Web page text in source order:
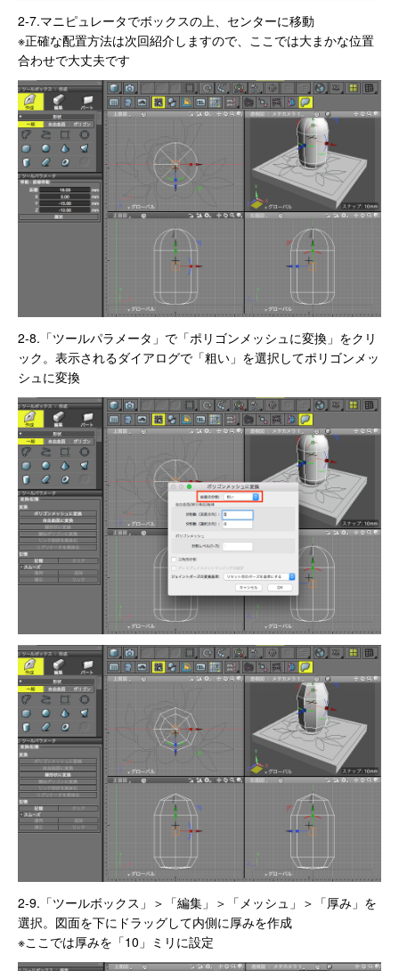
2-7.マニピュレータでボックスの上、センターに移動
※正確な配置方法は次回紹介しますので、ここでは大まかな位置
合わせで大丈夫です
2-8.「ツールパラメータ」で「ポリゴンメッシュに変換」をクリ
ック。表示されるダイアログで「粗い」を選択してポリゴンメッ
シュに変換
2-9.「ツールボックス」＞「編集」＞「メッシュ」＞「厚み」を
選択。図面を下にドラッグして内側に厚みを作成
※ここでは厚みを「10」ミリに設定